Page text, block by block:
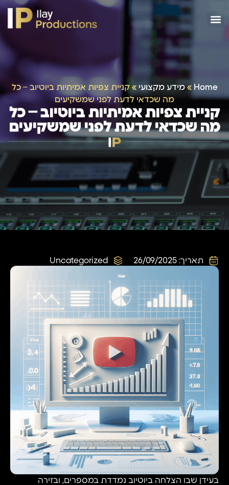
Home
»מידע מקצועי »קניית צפיות אמיתיות ביוטיוב – כל
מה שכדאי לדעת לפני שמשקיעים
קניית צפיות אמיתיות ביוטיוב – כל
מה שכדאי לדעת לפני שמשקיעים
תאריך: 26/09/2025
Uncategorized
בעידן שבו הצלחה ביוטיוב נמדדת במספרים, ובזירה